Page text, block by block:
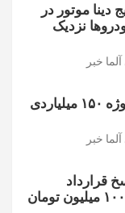
دینا موتور در
نزدیک
خبر
واشقانی خبر واگذاری پروژه ۱۵۰ میلیاردی
خبر
قرارداد
رضائیان با استقلال فقط ۱۰۰ میلیون تومان